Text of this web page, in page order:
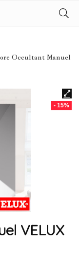
Occultant Manuel
- 15%
VELUX